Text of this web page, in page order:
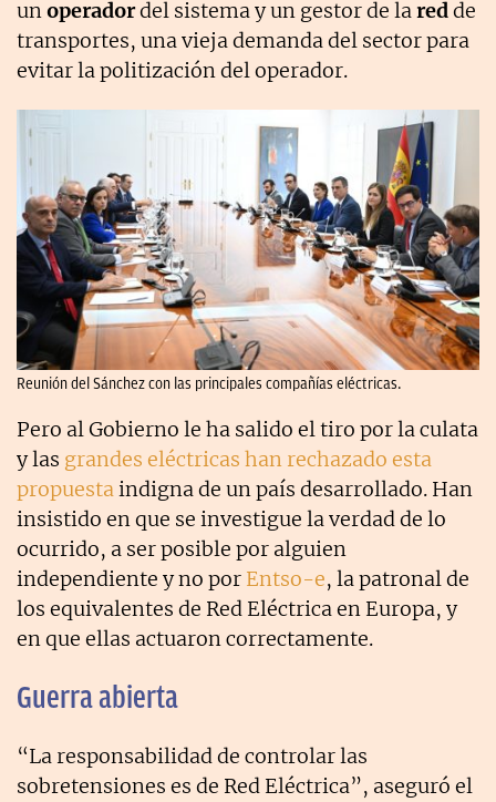
un operadordel sistema y un gestor de la redde
transportes, una vieja demanda del sector para
evitar la politización del operador.
Reunión del Sánchez con las principales compañías eléctricas.
Pero al Gobierno le ha salido el tiro por la culata
y las grandes eléctricas han rechazado esta
propuestaindigna de un país desarrollado. Han
insistido en que se investigue la verdad de lo
ocurrido, a ser posible por alguien
independiente y no por Entso-e, la patronal de
los equivalentes de Red Eléctrica en Europa, y
en que ellas actuaron correctamente.
Guerra abierta
“La responsabilidad de controlar las
sobretensiones es de Red Eléctrica”, aseguró el